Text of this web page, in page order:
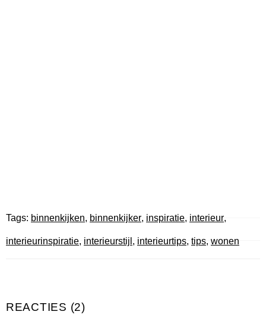
Tags: binnenkijken, binnenkijker, inspiratie, interieur,
interieurinspiratie, interieurstijl , interieurtips, tips, wonen
REACTIES (2)